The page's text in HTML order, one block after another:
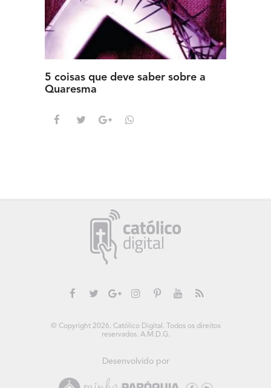
5 coisas que deve saber sobre a
Quaresma
© Copyright 2026. Católico Digital. Todos os direitos
reservados. A.M.D.G.
Desenvolvido por